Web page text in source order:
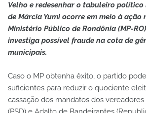
Velho e redesenhar o tabuleiro
de Márcia Yumi ocorre em meio à ação
Ministério Público de Rondônia (MP-
investiga possível fraude na cota de
municipais.
Caso o MP obtenha êxito, o partido
suficientes para reduzir o quociente
cassação dos mandatos dos